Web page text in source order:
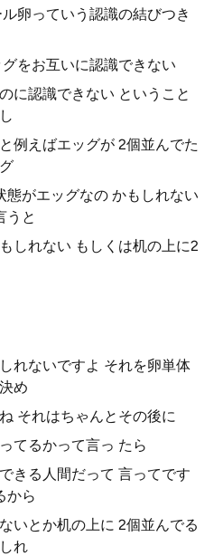
卵っていう認識の結びつき
をお互いに認識できない
に認識できない ということ
例えばエッグが 2個並んでた
態がエッグなの かもしれない
うと
しれない もしくは机の上に2
れないですよ それを卵単体
め
それはちゃんとその後に
てるかって言っ たら
きる人間だって 言ってです
から
いとか机の上に 2個並んでる
れ